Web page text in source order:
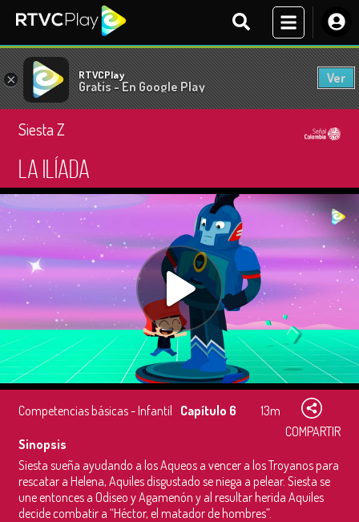
× RTVCPlay
Gratis - En Google Play
Ver
Siesta Z
La Ilíada
Competencias básicas - Infantil Capítulo 6
13m
COMPARTIR
Sinopsis
Siesta sueña ayudando a los Aqueos a vencer a los Troyanos para
rescatar a Helena, Aquiles disgustado se niega a pelear. Siesta se
une entonces a Odiseo y Agamenón y al resultar herida Aquiles
decide combatir a “Héctor, el matador de hombres”.